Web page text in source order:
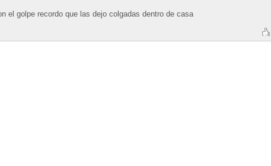
el golpe recordo que las dejo colgadas dentro de casa